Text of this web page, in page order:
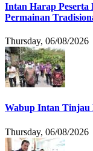
Intan Harap Peserta
Permainan
Thursday, 06/08/2026
Wabup Intan Tinjau
Thursday, 06/08/2026